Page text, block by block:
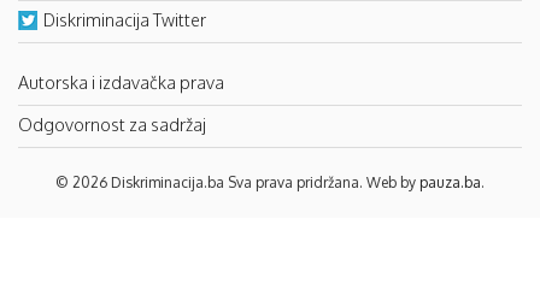
Diskriminacija Twitter
Autorska i izdavačka prava
Odgovornost za sadržaj
© 2026 Diskriminacija.ba Sva prava pridržana. Web by pauza.ba.